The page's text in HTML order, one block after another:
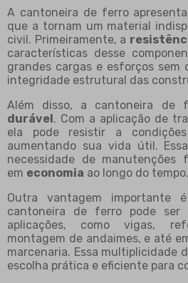
A cantoneira de ferro
que a tornam um material
civil. Primeiramente, a
características desse
grandes cargas e esforços sem
integridade estrutural das
Além disso, a cantoneira de
durável . Com a aplicação de
ela pode resistir a
aumentando sua vida útil.
necessidade de manutenções
em economia ao longo do tempo.
Outra vantagem importante
cantoneira de ferro pode ser
aplicações, como vigas,
montagem de andaimes, e até
marcenaria. Essa multiplicidade
escolha prática e eficiente para